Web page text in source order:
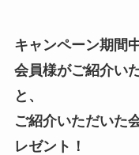
キャンペーン期間
会員様がご紹介い
と、
ご紹介いただいた
レゼント！